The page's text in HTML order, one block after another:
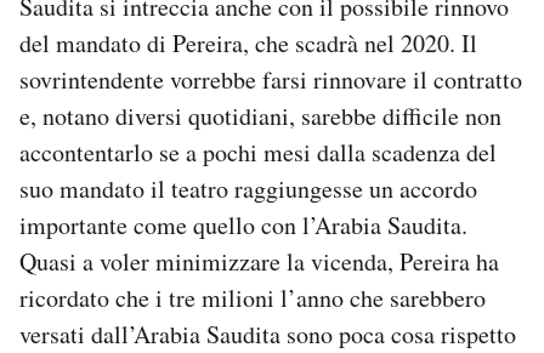
Saudita si intreccia anche con il possibile rinnovo
del mandato di Pereira, che scadrà nel 2020. Il
sovrintendente vorrebbe farsi rinnovare il contratto
e, notano diversi quotidiani, sarebbe difficile non
accontentarlo se a pochi mesi dalla scadenza del
suo mandato il teatro raggiungesse un accordo
importante come quello con l’Arabia Saudita.
Quasi a voler minimizzare la vicenda, Pereira ha
ricordato che i tre milioni l’anno che sarebbero
versati dall’Arabia Saudita sono poca cosa rispetto